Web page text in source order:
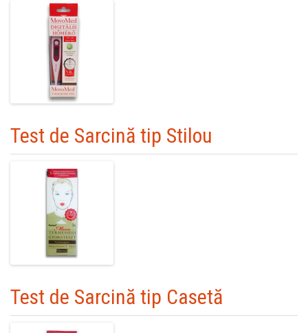
Test de Sarcină tip Stilou
Test de Sarcină tip Casetă